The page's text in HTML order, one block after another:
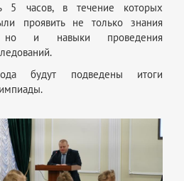
5 часов, в течение которых
проявить не только знания
но и навыки проведения
будут подведены итоги